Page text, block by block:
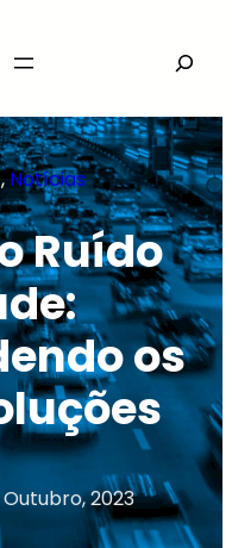
Search
, Notícias
Ruído
os
Outubro, 2023